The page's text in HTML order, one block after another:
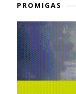
PROMIGAS